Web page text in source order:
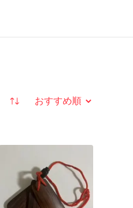
並び替え